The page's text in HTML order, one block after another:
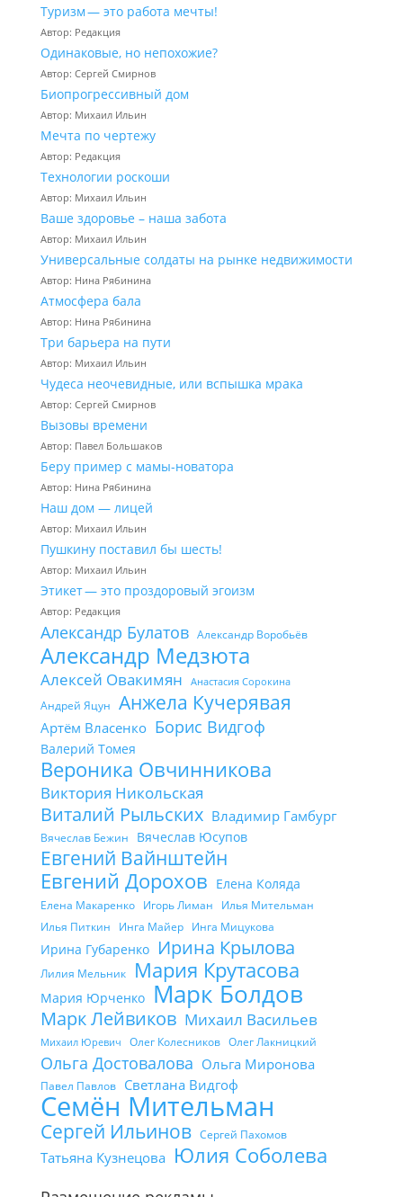
Туризм — это работа мечты!
Автор: Редакция
Одинаковые, но непохожие?
Автор: Сергей Смирнов
Биопрогрессивный дом
Автор: Михаил Ильин
Мечта по чертежу
Автор: Редакция
Технологии роскоши
Автор: Михаил Ильин
Ваше здоровье – наша забота
Автор: Михаил Ильин
Универсальные солдаты на рынке недвижимости
Автор: Нина Рябинина
Атмосфера бала
Автор: Нина Рябинина
Три барьера на пути
Автор: Михаил Ильин
Чудеса неочевидные, или вспышка мрака
Автор: Сергей Смирнов
Вызовы времени
Автор: Павел Большаков
Беру пример с мамы-новатора
Автор: Нина Рябинина
Наш дом — лицей
Автор: Михаил Ильин
Пушкину поставил бы шесть!
Автор: Михаил Ильин
Этикет — это проздоровый эгоизм
Автор: Редакция
Александр Булатов Александр Воробьёв
Александр Медзюта
Алексей Овакимян Анастасия Сорокина
Андрей Яцун Анжела Кучерявая
Артём Власенко Борис Видгоф
Валерий Томея
Вероника Овчинникова
Виктория Никольская
Виталий Рыльских Владимир Гамбург
Вячеслав Бежин Вячеслав Юсупов
Евгений Вайнштейн
Евгений Дорохов Елена Коляда
Елена Макаренко Игорь Лиман
Илья Мительман
Илья Питкин
Инга Майер Инга Мицукова
Ирина Губаренко Ирина Крылова
Лилия Мельник Мария Крутасова
Мария Юрченко Марк Болдов
Марк Лейвиков Михаил Васильев
Михаил Юревич Олег Колесников Олег Лакницкий
Ольга Достовалова Ольга Миронова
Павел Павлов Светлана Видгоф
Семён Мительман
Сергей Ильинов Сергей Пахомов
Татьяна Кузнецова Юлия Соболева